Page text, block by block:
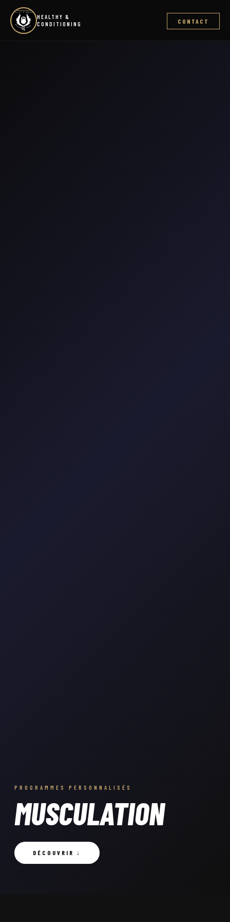
HEALTHY &
CONDITIONING
CONTACT
PROGRAMMES PERSONNALISÉS
MUSCULATION
DÉCOUVRIR ↓